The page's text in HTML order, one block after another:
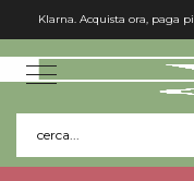
Klarna. Acquista ora, paga
cerca...